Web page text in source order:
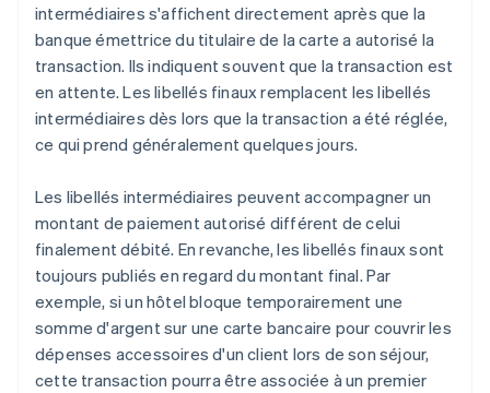
intermédiaires s'affichent directement après que la
banque émettrice du titulaire de la carte a autorisé la
transaction. Ils indiquent souvent que la transaction est
en attente. Les libellés finaux remplacent les libellés
intermédiaires dès lors que la transaction a été réglée,
ce qui prend généralement quelques jours.
Les libellés intermédiaires peuvent accompagner un
montant de paiement autorisé différent de celui
finalement débité. En revanche, les libellés finaux sont
toujours publiés en regard du montant final. Par
exemple, si un hôtel bloque temporairement une
somme d'argent sur une carte bancaire pour couvrir les
dépenses accessoires d'un client lors de son séjour,
cette transaction pourra être associée à un premier